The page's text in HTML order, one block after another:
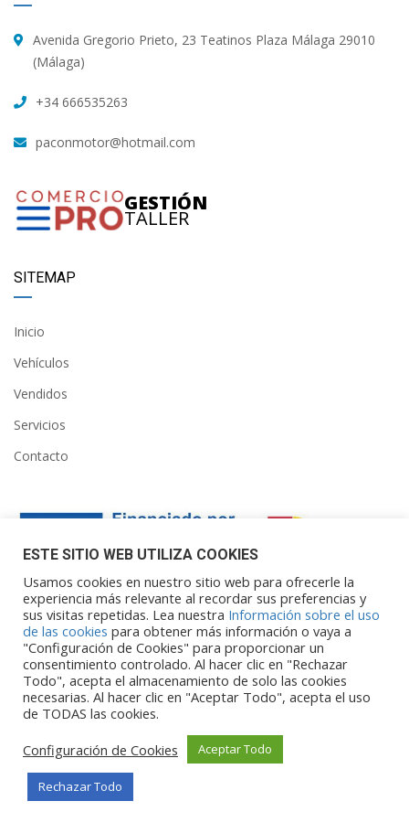
Avenida Gregorio Prieto, 23 Teatinos Plaza Málaga 29010
(Málaga)
+34 666535263
paconmotor@hotmail.com
GESTIÓN
TALLER
SITEMAP
Inicio
Vehículos
Vendidos
Servicios
Contacto
Financiado por la Unión Europea – NextGenerationEU. Sin
embargo, los puntos de vista y las
opiniones expresadas son únicamente los del autor o autores y
no reflejan necesariamente los de
la Unión Europea o la Comisión Europea. Ni la Unión Europea ni
la Comisión Europea pueden ser
consideradas responsables de las mismas.
ESTE SITIO WEB UTILIZA COOKIES
Usamos cookies en nuestro sitio web para ofrecerle la
experiencia más relevante al recordar sus preferencias y
sus visitas repetidas. Lea nuestra Información sobre el uso
de las cookies para obtener más información o vaya a
"Configuración de Cookies" para proporcionar un
consentimiento controlado. Al hacer clic en "Rechazar
Todo", acepta el almacenamiento de solo las cookies
necesarias. Al hacer clic en "Aceptar Todo", acepta el uso
de TODAS las cookies.
Configuración de Cookies
Aceptar Todo
Rechazar Todo